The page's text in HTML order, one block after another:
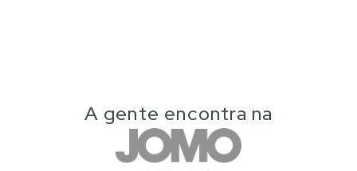
A gente encontra na